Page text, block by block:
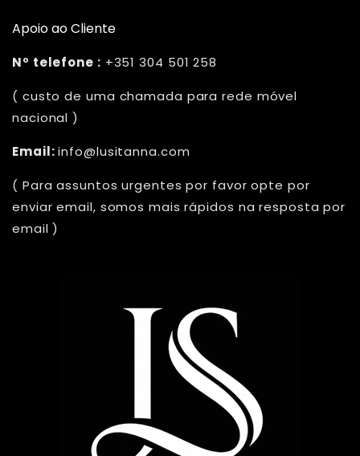
Apoio ao Cliente
Nº telefone : +351 304 501 258
( custo de uma chamada para rede móvel
nacional )
Email:info@lusitanna.com
( Para assuntos urgentes por favor opte por
enviar email, somos mais rápidos na resposta por
email )